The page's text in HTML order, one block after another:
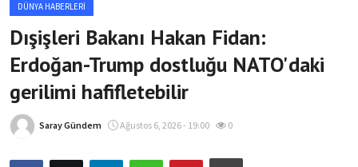
Ana Sayfa
Bölgesel
Son Dakika
Spor Haberleri
DÜNYA HABERLERI
Dışişleri Bakanı Hakan Fidan:
Erdoğan-Trump dostluğu NATO'daki
gerilimi hafifletebilir
Saray Gündem Ağustos 6, 2026 - 19:00 0